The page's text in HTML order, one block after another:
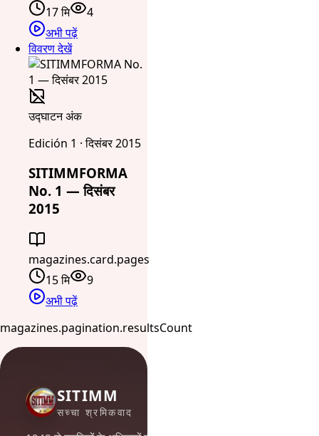
17 मि
4
अभी पढ़ें
विवरण देखें
उद्घाटन अंक
Edición 1 · दिसंबर 2015
SITIMMFORMA
No. 1 — दिसंबर
2015
magazines.card.pages
15 मि
9
अभी पढ़ें
magazines.pagination.resultsCount
SITIMM
सच्चा श्रमिकवाद